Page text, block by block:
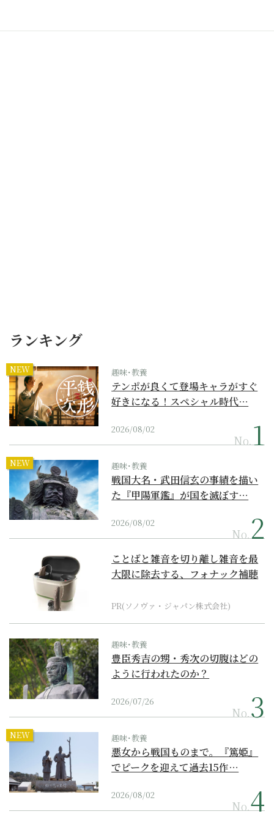
ランキング
NEW 趣味･教養
テンポが良くて登場キャラがすぐ
好きになる！スペシャル時代…
2026/08/02
No.
NEW 趣味･教養
戦国大名・武田信玄の事績を描い
た『甲陽軍鑑』が国を滅ぼす…
2026/08/02
No.
ことばと雑音を切り離し雑音を最
大限に除去する、フォナック補聴
PR(ソノヴァ・ジャパン株式会社)
趣味･教養
豊臣秀吉の甥・秀次の切腹はどの
ように行われたのか？
2026/07/26
No.
NEW 趣味･教養
悪女から戦国ものまで。『篤姫』
でピークを迎えて過去15作…
2026/08/02
No.